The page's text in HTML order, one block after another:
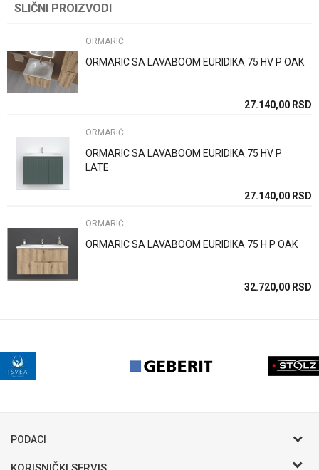
Ime/Nadimak
Email
Kategorija
Dimenzija 60cm
Boja
SLIČNI PROIZVODI
ORMARIĆ
ORMARIC SA LAVABOOM EURIDIKA 75 HV P OAK
27.140,00 RSD
ORMARIĆ
ORMARIC SA LAVABOOM EURIDIKA 75 HV P
LATE
27.140,00 RSD
ORMARIĆ
ORMARIC SA LAVABOOM EURIDIKA 75 H P OAK
32.720,00 RSD
PODACI